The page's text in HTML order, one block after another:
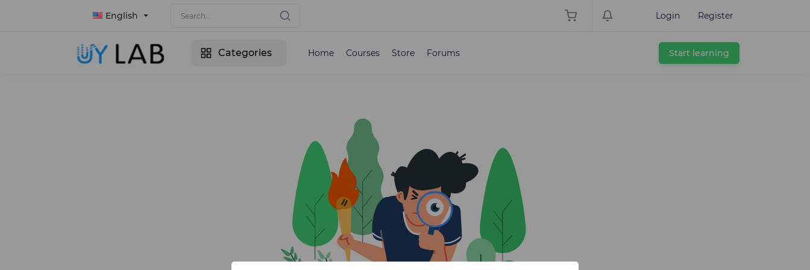
English Login Register
Categories Home Courses Store Forums Start learning